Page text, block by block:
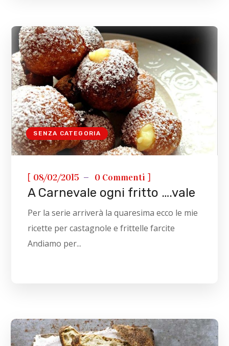
SENZA CATEGORIA
[ 08/02/2015 0 Commenti ]
A Carnevale ogni fritto ….vale
Per la serie arriverà la quaresima ecco le mie
ricette per castagnole e frittelle farcite
Andiamo per...